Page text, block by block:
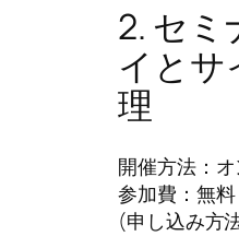
2. セ
イと
理
開催方法：
参加費：無料
(申し込み方